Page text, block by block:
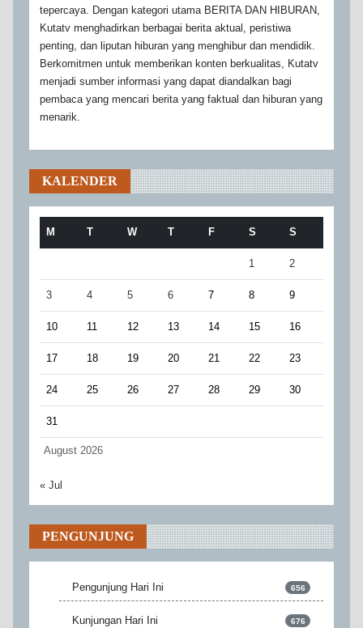
tepercaya. Dengan kategori utama BERITA DAN HIBURAN,
Kutatv menghadirkan berbagai berita aktual, peristiwa
penting, dan liputan hiburan yang menghibur dan mendidik.
Berkomitmen untuk memberikan konten berkualitas, Kutatv
menjadi sumber informasi yang dapat diandalkan bagi
pembaca yang mencari berita yang faktual dan hiburan yang
menarik.
KALENDER
August 2026
M T W T F S S
1 2
3 4 5 6 7 8 9
10 11 12 13 14 15 16
17 18 19 20 21 22 23
24 25 26 27 28 29 30
31
« Jul
PENGUNJUNG
Pengunjung Hari Ini 656
Kunjungan Hari Ini 676